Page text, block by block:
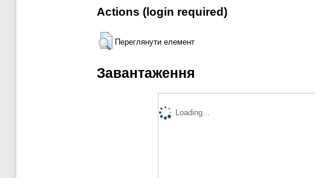
Actions (login required)
Переглянути елемент
Завантаження
Loading...